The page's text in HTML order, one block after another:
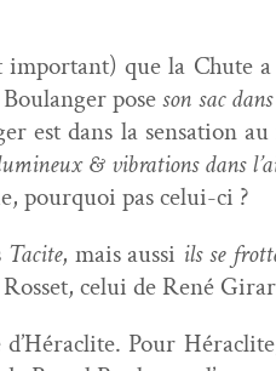
que la Chute
Boulanger poseson sac
est dans la sen­sa­tion
& vibra­tions dans
pourquoi pas celui-ci ?
Tacite, mais aus­si ils se
celui de René
Pour